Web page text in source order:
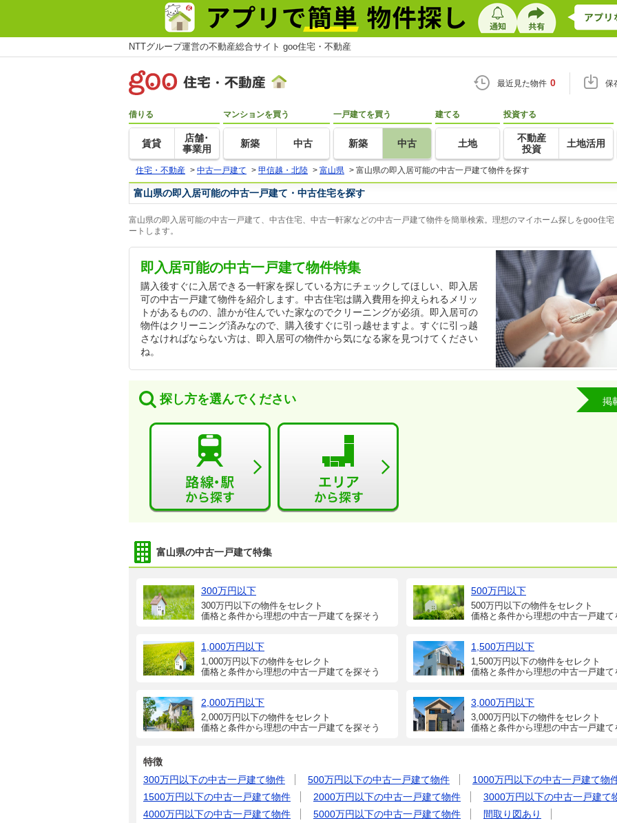
NTTグループ運営の不動産総合サイト goo住宅・不動産
最近見た物件 0 保
借りる
賃貸
店舗･
事業用
マンションを買う
新築 中古
一戸建てを買う
新築 中古
建てる
土地
投資する
不動産
投資
土地活用
住宅・不動産 > 中古一戸建て > 甲信越・北陸 > 富山県 > 富山県の即入居可能の中古一戸建て物件を探す
富山県の即入居可能の中古一戸建て・中古住宅を探す
富山県の即入居可能の中古一戸建て、中古住宅、中古一軒家などの中古一戸建て物件を簡単検索。理想のマイホーム探しをgoo住宅
ートします。
即入居可能の中古一戸建て物件特集
購入後すぐに入居できる一軒家を探している方にチェックしてほしい、即入居
可の中古一戸建て物件を紹介します。中古住宅は購入費用を抑えられるメリッ
トがあるものの、誰かが住んでいた家なのでクリーニングが必須。即入居可の
物件はクリーニング済みなので、購入後すぐに引っ越せますよ。すぐに引っ越
さなければならない方は、即入居可の物件から気になる家を見つけてください
ね。
探し方を選んでください 掲
富山県の中古一戸建て特集
300万円以下
300万円以下の物件をセレクト
価格と条件から理想の中古一戸建てを探そう
500万円以下
500万円以下の物件をセレクト
価格と条件から理想の中古一戸建て
1,000万円以下
1,000万円以下の物件をセレクト
価格と条件から理想の中古一戸建てを探そう
1,500万円以下
1,500万円以下の物件をセレクト
価格と条件から理想の中古一戸建て
2,000万円以下
2,000万円以下の物件をセレクト
価格と条件から理想の中古一戸建てを探そう
3,000万円以下
3,000万円以下の物件をセレクト
価格と条件から理想の中古一戸建て
特徴
300万円以下の中古一戸建て物件
500万円以下の中古一戸建て物件
1000万円以下の中古一戸建て物
1500万円以下の中古一戸建て物件
2000万円以下の中古一戸建て物件
3000万円以下の中古一戸建て
4000万円以下の中古一戸建て物件
5000万円以下の中古一戸建て物件
間取り図あり